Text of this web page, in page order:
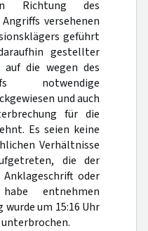
Richtung des
versehenen
geführt
gestellter
die wegen des
notwendige
und auch
für die
Es seien keine
Verhältnisse
die der
oder
entnehmen
um 15:16 Uhr